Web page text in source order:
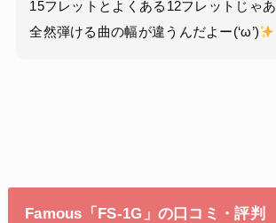
15フレットとよくある12フレットじゃあ
全然弾ける曲の幅が違うんだよー(‘ω’)
Famous「FS-1G」の口コミ・評判